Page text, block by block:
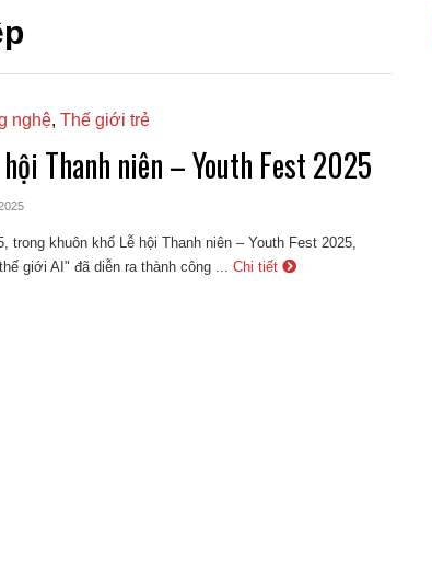
nghệ, Thế giới trẻ
Thanh niên – Youth Fest 2025
trong khuôn khổ Lễ hội Thanh niên – Youth Fest 2025,
giới AI" đã diễn ra thành công ...
Chi tiết